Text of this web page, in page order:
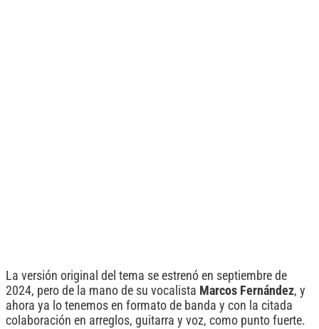
La versión original del tema se estrenó en septiembre de
2024, pero de la mano de su vocalista Marcos Fernández, y
ahora ya lo tenemos en formato de banda y con la citada
colaboración en arreglos, guitarra y voz, como punto fuerte.